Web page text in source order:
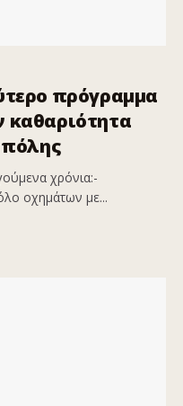
πρόγραμμα
καθαριότητα
πόλης
χρόνια:-
οχημάτων με...